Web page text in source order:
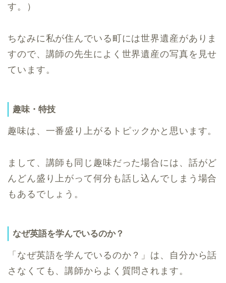
す。）
ちなみに私が住んでいる町には世界遺産がありま
すので、講師の先生によく世界遺産の写真を見せ
ています。
趣味・特技
趣味は、一番盛り上がるトピックかと思います。
まして、講師も同じ趣味だった場合には、話がど
んどん盛り上がって何分も話し込んでしまう場合
もあるでしょう。
なぜ英語を学んでいるのか？
「なぜ英語を学んでいるのか？」は、自分から話
さなくても、講師からよく質問されます。